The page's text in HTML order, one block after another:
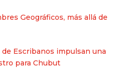
Geográficos, más allá de
de Escribanos impulsan una
para Chubut